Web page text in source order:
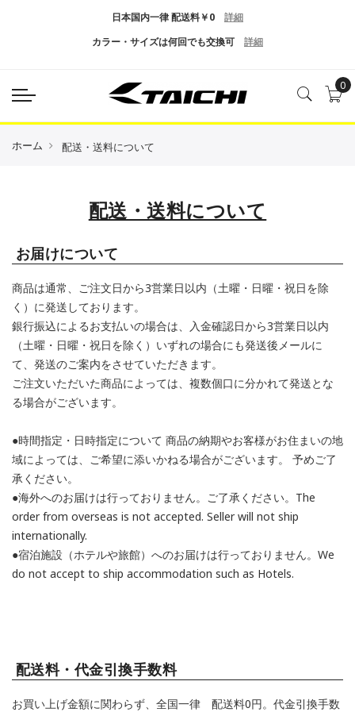
日本国内一律 配送料￥0 詳細
カラー・サイズは何回でも交換可 詳細
0
ホーム 配送・送料について
配送・送料について
お届けについて
商品は通常、ご注文日から3営業日以内（土曜・日曜・祝日を除
く）に発送しております。
銀行振込によるお支払いの場合は、入金確認日から3営業日以内
（土曜・日曜・祝日を除く）いずれの場合にも発送後メールに
て、発送のご案内をさせていただきます。
ご注文いただいた商品によっては、複数個口に分かれて発送とな
る場合がございます。
●時間指定・日時指定について 商品の納期やお客様がお住まいの地
域によっては、ご希望に添いかねる場合がございます。 予めご了
承ください。
●海外へのお届けは行っておりません。ご了承ください。The
order from overseas is not accepted. Seller will not ship
internationally.
●宿泊施設（ホテルや旅館）へのお届けは行っておりません。We
do not accept to ship accommodation such as Hotels.
配送料・代金引換手数料
お買い上げ金額に関わらず、全国一律 配送料0円。代金引換手数